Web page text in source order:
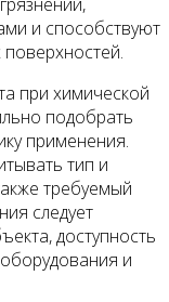
и способствуют
при химической
подобрать
применения.
тип и
требуемый
следует
доступность
и